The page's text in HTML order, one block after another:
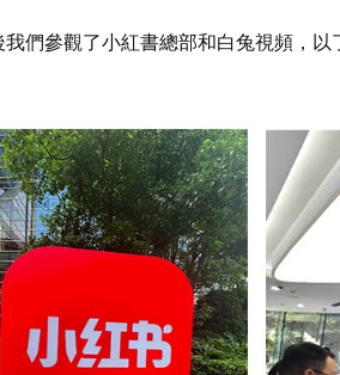
們參觀了小紅書總部和白兔視頻，